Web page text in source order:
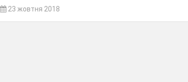
23 жовтня 2018